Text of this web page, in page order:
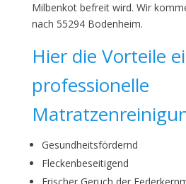
Milbenkot befreit wird. Wir
nach 55294 Bodenheim.
Hier die Vorteile
professionelle
Gesundheitsfördernd
Fleckenbeseitigend